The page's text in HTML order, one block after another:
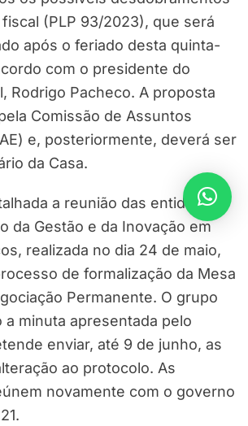
(PLP 93/2023), que será
após o feriado desta quinta-
com o presidente do
Rodrigo Pacheco. A proposta
Comissão de Assuntos
e, posteriormente, deverá ser
da Casa.
a reunião das entidades
da Gestão e da Inovação em
realizada no dia 24 de maio,
de formalização da Mesa
Permanente. O grupo
a minuta apresentada pelo
enviar, até 9 de junho, as
ao protocolo. As
novamente com o governo